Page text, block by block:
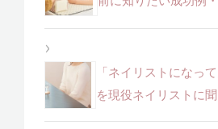
「ネイリストになっ
を現役ネイリストに